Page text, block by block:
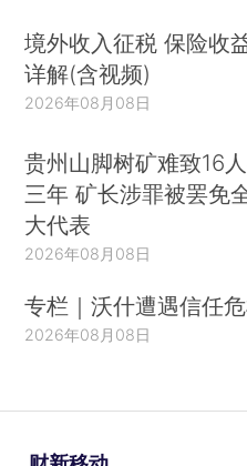
境外收入征税 保险收
详解(含视频)
2026年08月08日
贵州山脚树矿难致16
三年 矿长涉罪被罢免
大代表
2026年08月08日
专栏｜沃什遭遇信任
2026年08月08日